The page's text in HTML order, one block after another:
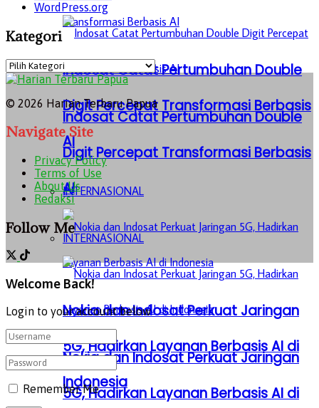
Indosat Catat Pertumbuhan Double
Digit Percepat Transformasi Berbasis
AI
INTERNASIONAL
Nokia dan Indosat Perkuat Jaringan
5G, Hadirkan Layanan Berbasis AI di
Indonesia
Indosat Catat Pertumbuhan Double
Digit Percepat Transformasi Berbasis
AI
INTERNASIONAL
Nokia dan Indosat Perkuat Jaringan
5G, Hadirkan Layanan Berbasis AI di
WordPress.org
Kategori
Kategori
© 2026 Harian Terbaru Papua
Navigate Site
Privacy Policy
Terms of Use
About Us
Redaksi
Follow Me
Welcome Back!
Login to your account below
Remember Me